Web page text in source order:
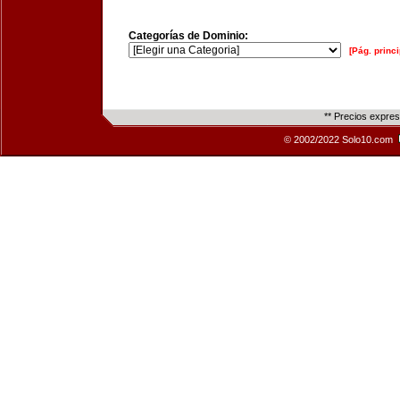
Categorías de Dominio:
[Pág.
** Precios
© 2002/2022 Solo10.com